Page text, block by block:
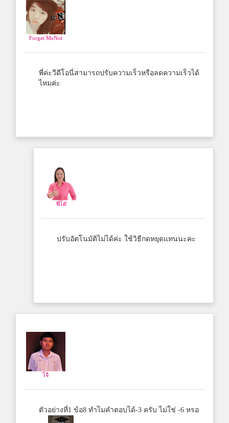
Forget MeNot
พี่ค่ะวีดีโอนี่สามารถปรับความเร็วหรือลดความเร็วได้
ไหมค่ะ
พี่โต๋
ปรับอัตโนมัติไม่ได้ค่ะ ใช้วิธีกดหยุดแทนนะคะ
โจ้
ตัวอย่างที่1 ข้อ8 ทำไมคำตอบได้-3 ครับ ไม่ใช่ -6 หรอ